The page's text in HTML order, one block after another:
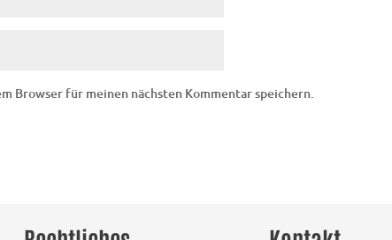
Browser für meinen nächsten Kommentar speichern.